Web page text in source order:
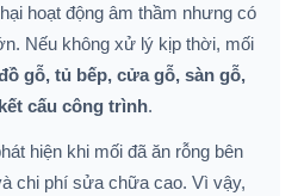
hoạt động âm thầm nhưng có
Nếu không xử lý kịp thời, mối
gỗ, tủ bếp, cửa gỗ, sàn gỗ,
cấu công trình.
hiện khi mối đã ăn rỗng bên
chi phí sửa chữa cao. Vì vậy,